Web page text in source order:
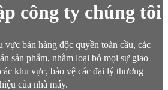
công ty chúng tôi
vực bán hàng độc quyền toàn cầu, các
sản phẩm, nhằm loại bỏ mọi sự giao
khu vực, bảo vệ các đại lý thương
hiệu của nhà máy.